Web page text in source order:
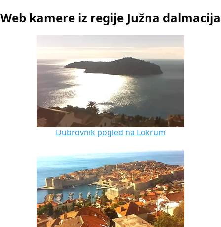
Web kamere iz regije Južna dalmacija
Dubrovnik pogled na Lokrum